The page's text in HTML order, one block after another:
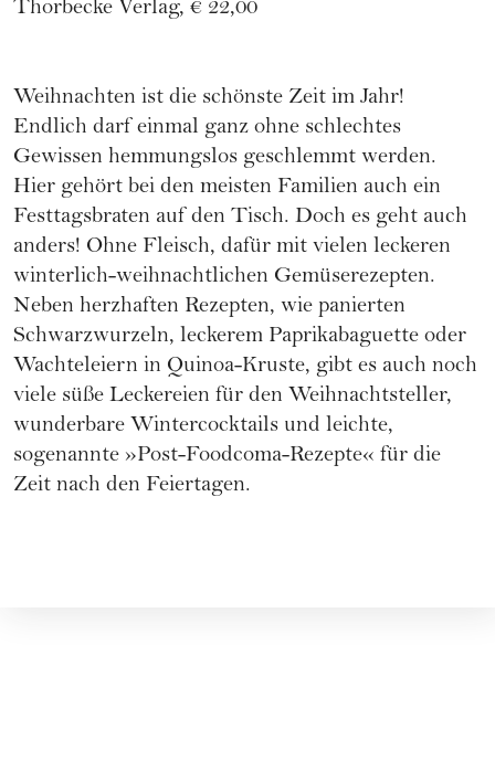
Thorbecke Verlag, € 22,00
Weihnachten ist die schönste Zeit im Jahr!
Endlich darf einmal ganz ohne schlechtes
Gewissen hemmungslos geschlemmt werden.
Hier gehört bei den meisten Familien auch ein
Festtagsbraten auf den Tisch. Doch es geht auch
anders! Ohne Fleisch, dafür mit vielen leckeren
winterlich-weihnachtlichen Gemüserezepten.
Neben herzhaften Rezepten, wie panierten
Schwarzwurzeln, leckerem Paprikabaguette oder
Wachteleiern in Quinoa-Kruste, gibt es auch noch
viele süße Leckereien für den Weihnachtsteller,
wunderbare Wintercocktails und leichte,
sogenannte »Post-Foodcoma-Rezepte« für die
Zeit nach den Feiertagen.